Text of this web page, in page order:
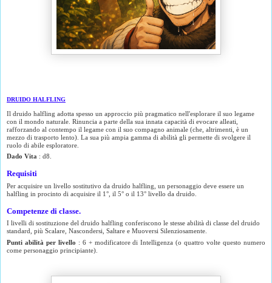
DRUIDO HALFLING
Il druido halfling adotta spesso un approccio più pragmatico nell'esplorare il suo legame
con il mondo naturale. Rinuncia a parte della sua innata capacità di evocare alleati,
rafforzando al contempo il legame con il suo compagno animale (che, altrimenti, è un
mezzo di trasporto lento). La sua più ampia gamma di abilità gli permette di svolgere il
ruolo di abile esploratore.
Dado Vita : d8.
Requisiti
Per acquisire un livello sostitutivo da druido halfling, un personaggio deve essere un
halfling in procinto di acquisire il 1°, il 5° o il 13° livello da druido.
Competenze di classe.
I livelli di sostituzione del druido halfling conferiscono le stesse abilità di classe del druido
standard, più Scalare, Nascondersi, Saltare e Muoversi Silenziosamente.
Punti abilità per livello : 6 + modificatore di Intelligenza (o quattro volte questo numero
come personaggio principiante).